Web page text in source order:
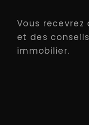
Vous
et des
immobilier.